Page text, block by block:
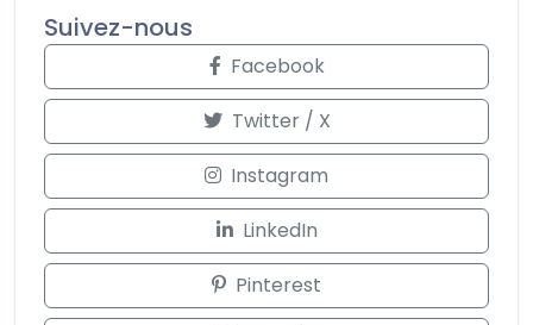
Suivez-nous
Facebook
Twitter / X
Instagram
LinkedIn
Pinterest